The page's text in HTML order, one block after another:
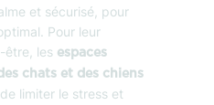
et sécurisé, pour
Pour leur
être, les espaces
chats et des chiens
limiter le stress et